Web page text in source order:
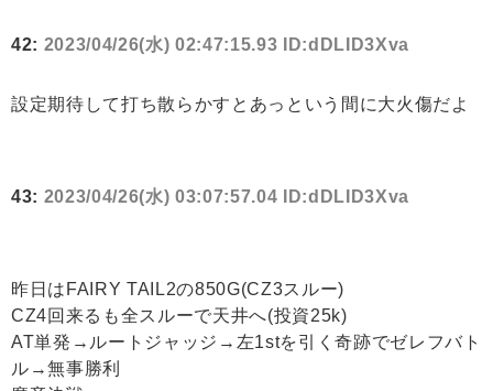
42: 2023/04/26(水) 02:47:15.93 ID:dDLID3Xva
設定期待して打ち散らかすとあっという間に大火傷だよ
43: 2023/04/26(水) 03:07:57.04 ID:dDLID3Xva
昨日はFAIRY TAIL2の850G(CZ3スルー)
CZ4回来るも全スルーで天井へ(投資25k)
AT単発→ルートジャッジ→左1stを引く奇跡でゼレフバト
ル→無事勝利